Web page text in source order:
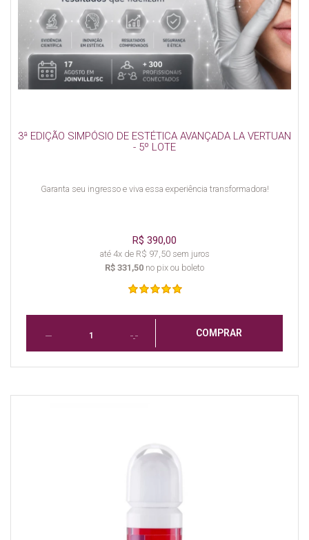
3ª EDIÇÃO SIMPÓSIO DE ESTÉTICA AVANÇADA LA VERTUAN
- 5º LOTE
Garanta seu ingresso e viva essa experiência transformadora!
R$ 390,00
até 4x de R$ 97,50 sem juros
R$ 331,50 no pix ou boleto
COMPRAR